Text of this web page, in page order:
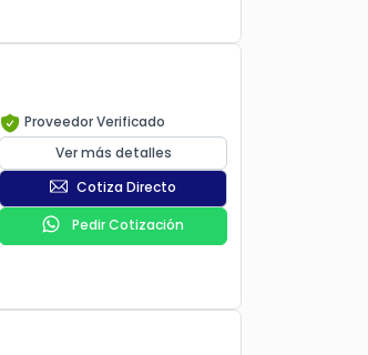
Proveedor Verificado
Ver más detalles
Cotiza Directo
Pedir Cotización